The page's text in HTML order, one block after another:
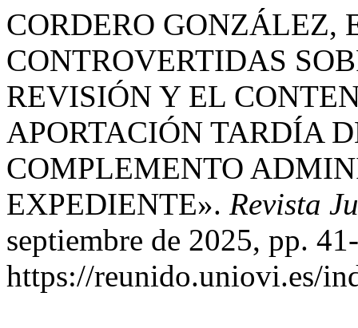
CORDERO GONZÁLEZ,
CONTROVERTIDAS
REVISIÓN Y EL
APORTACIÓN TARDÍA
COMPLEMENTO
EXPEDIENTE». Revista
septiembre de 2025, pp.
https://reunido.uniovi.es/